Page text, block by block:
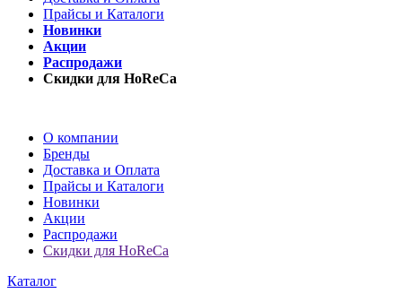
Прайсы и Каталоги
Новинки
Акции
Распродажи
Скидки для HoReCa
О компании
Бренды
Доставка и Оплата
Прайсы и Каталоги
Новинки
Акции
Распродажи
Скидки для HoReCa
Каталог